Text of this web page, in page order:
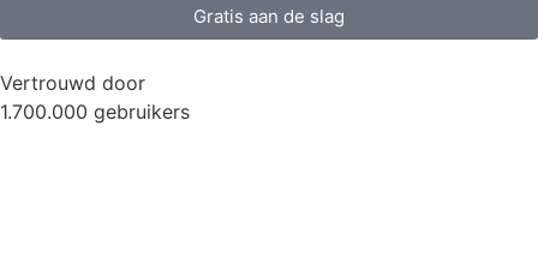
Gratis aan de slag
Vertrouwd door
1.700.000 gebruikers